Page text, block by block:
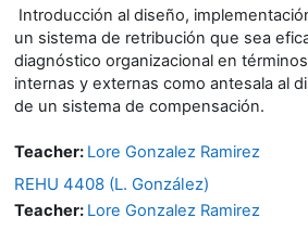
Introducción al diseño,
un sistema de retribución que sea
diagnóstico organizacional en
internas y externas como antesala al
de un sistema de compensación.
Teacher: Lore Gonzalez Ramirez
REHU 4408 (L. González)
Teacher: Lore Gonzalez Ramirez